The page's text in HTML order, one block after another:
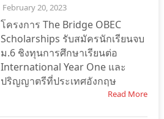
February 20, 2023
โครงการ The Bridge OBEC
Scholarships รับสมัครนักเรียนจบ
ม.6 ชิงทุนการศึกษาเรียนต่อ
International Year One และ
ปริญญาตรีที่ประเทศอังกฤษ
Read More